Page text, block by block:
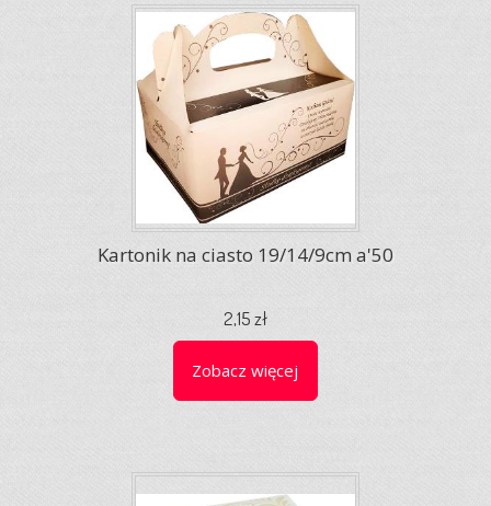
Kartonik na ciasto 19/14/9cm a'50
2,15 zł
Zobacz więcej